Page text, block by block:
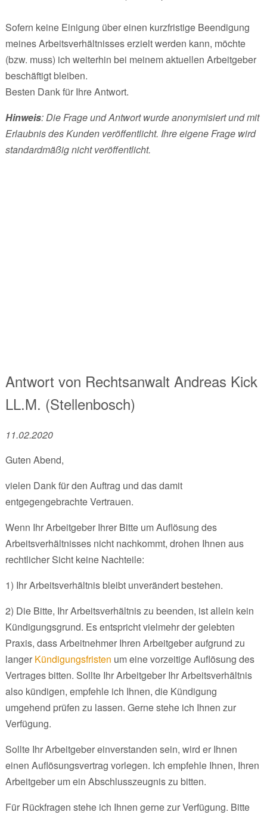
Sofern keine Einigung über einen kurzfristige Beendigung
meines Arbeitsverhältnisses erzielt werden kann, möchte
(bzw. muss) ich weiterhin bei meinem aktuellen Arbeitgeber
beschäftigt bleiben.
Besten Dank für Ihre Antwort.
Hinweis: Die Frage und Antwort wurde anonymisiert und mit
Erlaubnis des Kunden veröffentlicht. Ihre eigene Frage wird
standardmäßig nicht veröffentlicht.
Antwort von Rechtsanwalt Andreas Kick
LL.M. (Stellenbosch)
11.02.2020
Guten Abend,
vielen Dank für den Auftrag und das damit
entgegengebrachte Vertrauen.
Wenn Ihr Arbeitgeber Ihrer Bitte um Auflösung des
Arbeitsverhältnisses nicht nachkommt, drohen Ihnen aus
rechtlicher Sicht keine Nachteile:
1) Ihr Arbeitsverhältnis bleibt unverändert bestehen.
2) Die Bitte, Ihr Arbeitsverhältnis zu beenden, ist allein kein
Kündigungsgrund. Es entspricht vielmehr der gelebten
Praxis, dass Arbeitnehmer Ihren Arbeitgeber aufgrund zu
langer Kündigungsfristen um eine vorzeitige Auflösung des
Vertrages bitten. Sollte Ihr Arbeitgeber Ihr Arbeitsverhältnis
also kündigen, empfehle ich Ihnen, die Kündigung
umgehend prüfen zu lassen. Gerne stehe ich Ihnen zur
Verfügung.
Sollte Ihr Arbeitgeber einverstanden sein, wird er Ihnen
einen Auflösungsvertrag vorlegen. Ich empfehle Ihnen, Ihren
Arbeitgeber um ein Abschlusszeugnis zu bitten.
Für Rückfragen stehe ich Ihnen gerne zur Verfügung. Bitte